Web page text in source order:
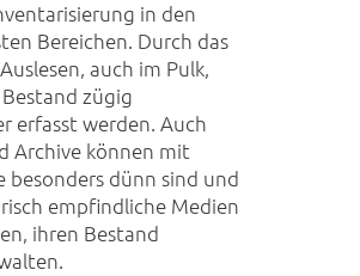
in den
Bereichen. Durch das
auch im Pulk,
zügig
erfasst werden. Auch
Archive können mit
besonders dünn sind und
empfindliche Medien
ihren Bestand